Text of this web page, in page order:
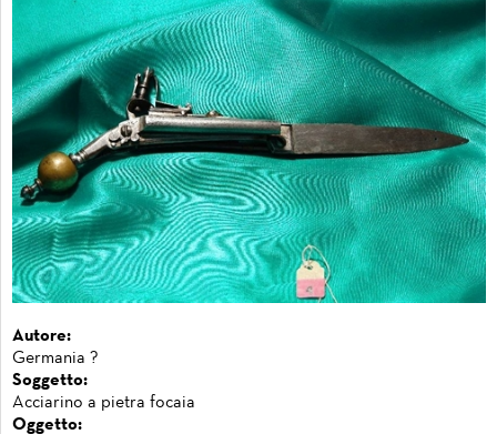
Autore:
Germania ?
Soggetto:
Acciarino a pietra focaia
Oggetto: